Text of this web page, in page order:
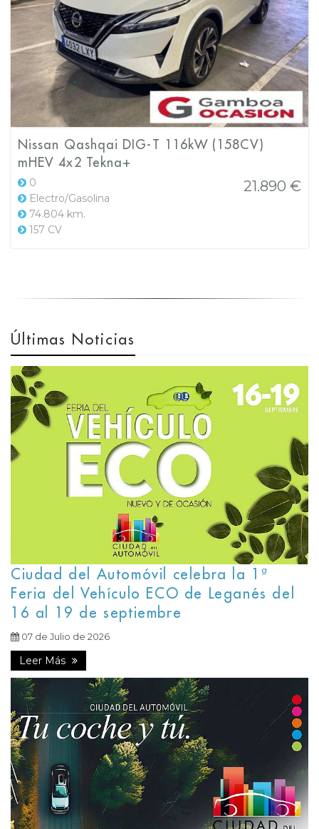
Nissan Qashqai DIG-T 116kW (158CV)
mHEV 4x2 Tekna+
0
Electro/Gasolina
74.804 km.
157 CV
21.890 €
Últimas Noticias
Ciudad del Automóvil celebra la 1ª
Feria del Vehículo ECO de Leganés del
16 al 19 de septiembre
07 de Julio de 2026
Leer Más